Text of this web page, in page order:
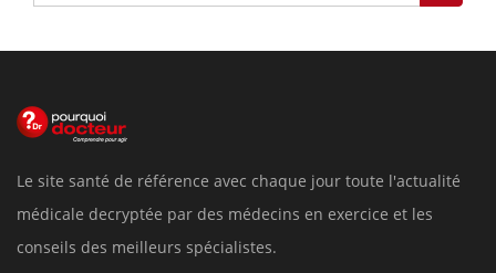
Le site santé de référence avec chaque jour toute l'actualité
médicale decryptée par des médecins en exercice et les
conseils des meilleurs spécialistes.